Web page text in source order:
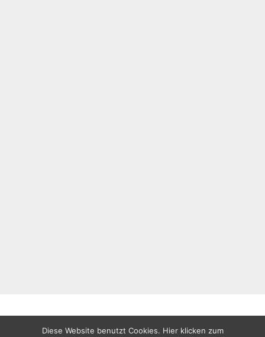
All rights reserved
Diese Website benutzt Cookies. Hier klicken zum